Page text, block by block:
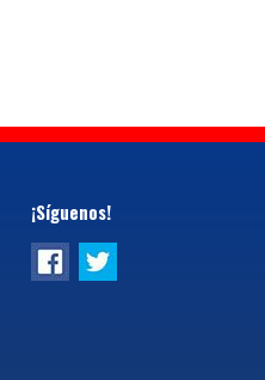
¡Síguenos!